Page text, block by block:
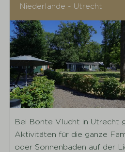
Niederlande - Utrecht
Bei Bonte Vlucht in Utrecht
Aktivitäten für die ganze
oder Sonnenbaden auf der